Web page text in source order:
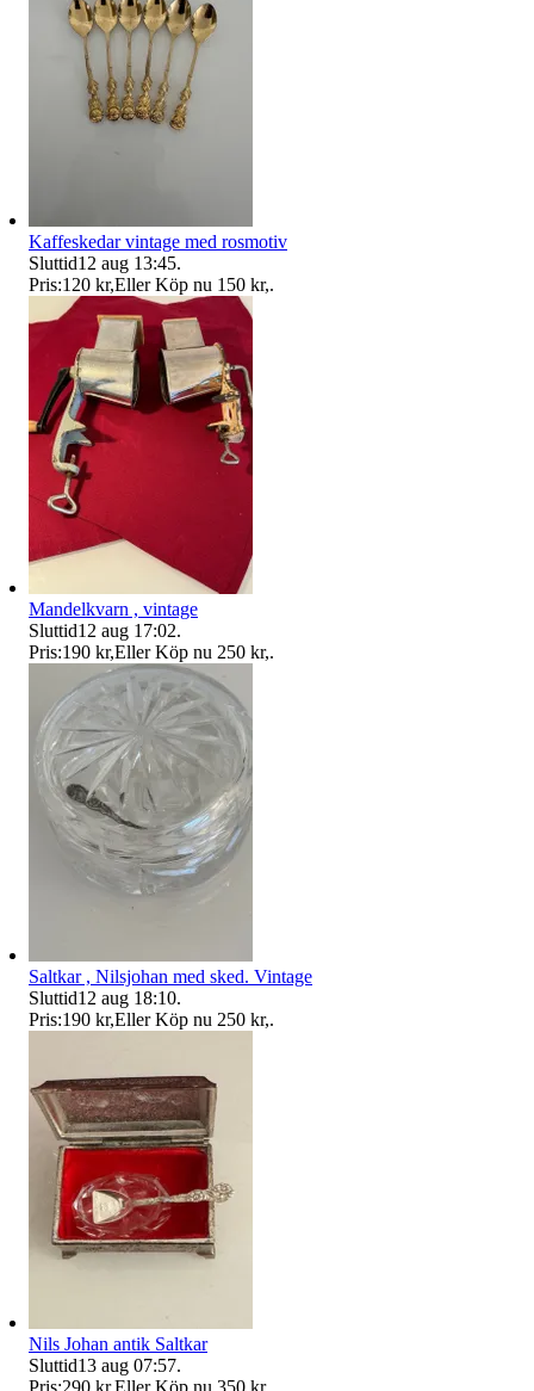
Kaffeskedar vintage med rosmotiv
Sluttid12 aug 13:45.
Pris:120 kr,Eller Köp nu 150 kr,.
Mandelkvarn , vintage
Sluttid12 aug 17:02.
Pris:190 kr,Eller Köp nu 250 kr,.
Saltkar , Nilsjohan med sked. Vintage
Sluttid12 aug 18:10.
Pris:190 kr,Eller Köp nu 250 kr,.
Nils Johan antik Saltkar
Sluttid13 aug 07:57.
Pris:290 kr,Eller Köp nu 350 kr,